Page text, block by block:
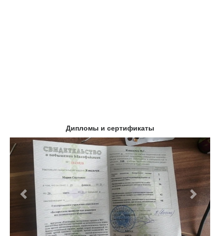
Дипломы и сертификаты
Предыдущий